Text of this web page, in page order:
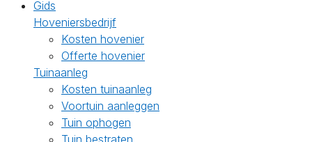
Gids
Hoveniersbedrijf
Kosten hovenier
Offerte hovenier
Tuinaanleg
Kosten tuinaanleg
Voortuin aanleggen
Tuin ophogen
Tuin bestraten